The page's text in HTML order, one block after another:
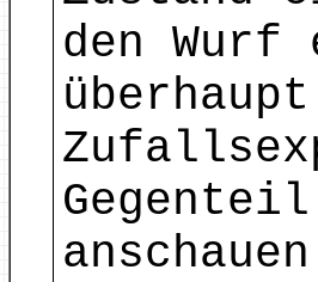
den Wurf